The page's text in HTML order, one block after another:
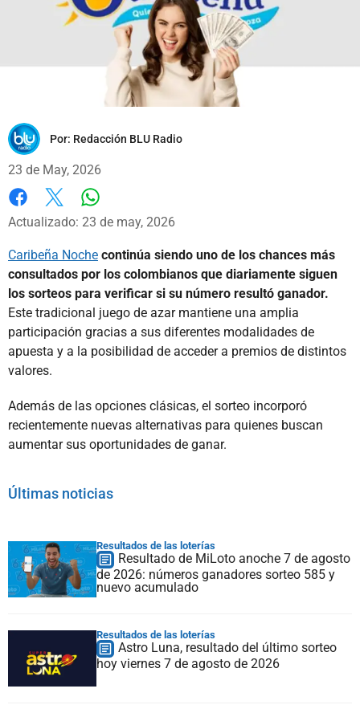
Por: Redacción BLU Radio
23 de May, 2026
Facebook
X
Actualizado: 23 de may, 2026
Caribeña Noche continúa siendo uno de los chances más
consultados por los colombianos que diariamente siguen
los sorteos para verificar si su número resultó ganador.
Este tradicional juego de azar mantiene una amplia
participación gracias a sus diferentes modalidades de
apuesta y a la posibilidad de acceder a premios de distintos
valores.
Además de las opciones clásicas, el sorteo incorporó
recientemente nuevas alternativas para quienes buscan
aumentar sus oportunidades de ganar.
Últimas noticias
Resultados de las loterías
Resultado de MiLoto anoche 7 de agosto
de 2026: números ganadores sorteo 585 y
nuevo acumulado
Resultados de las loterías
Astro Luna, resultado del último sorteo
hoy viernes 7 de agosto de 2026